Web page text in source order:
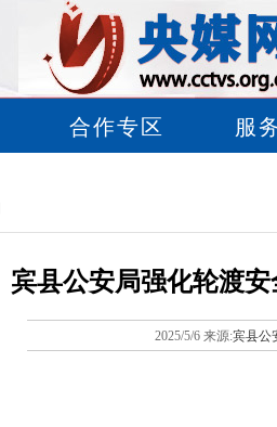
合作专区 服
宾县公安局强化轮渡
2025/5/6 来源:宾县公